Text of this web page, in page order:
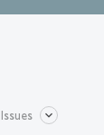
Issues